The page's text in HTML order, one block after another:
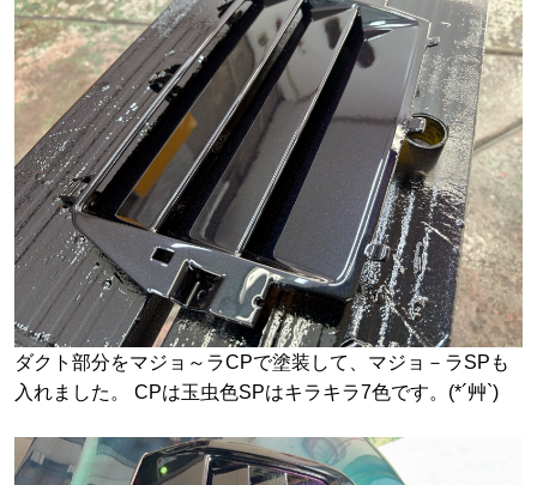
ダクト部分をマジョ～ラCPで塗装して、マジョ－ラSPも
入れました。 CPは玉虫色SPはキラキラ7色です。(*´艸`)